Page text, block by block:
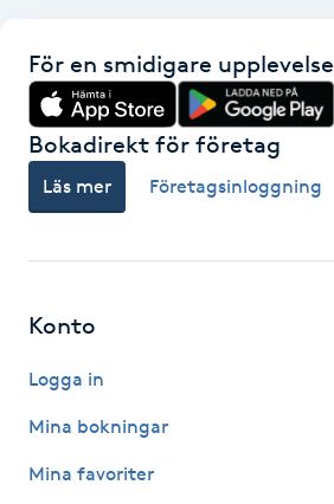
Trådning
Träning
Vaccination
Vampyrbehandling
För en smidigare upplevelse
Bokadirekt för företag
Läs mer Företagsinloggning
Konto
Logga in
Mina bokningar
Mina favoriter